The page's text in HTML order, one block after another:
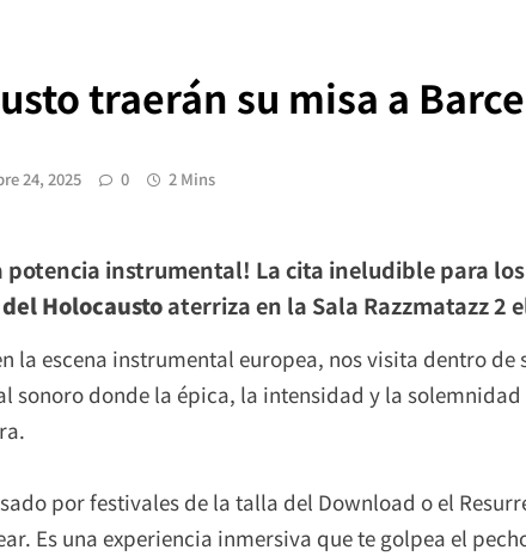
traerán su misa a
24, 2025 0 2 Mins
potencia instrumental! La cita ineludible para
Holocaustoaterriza en la Sala Razzmatazz 2
la escena instrumental europea, nos visita dentro de
sonoro donde la épica, la intensidad y la
por festivales de la talla del Download o el
Es una experiencia inmersiva que te golpea el